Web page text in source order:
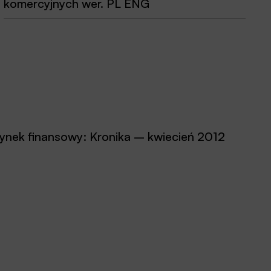
komercyjnych wer. PL ENG
finansowy: Kronika – kwiecień 2012